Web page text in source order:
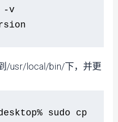
/usr/local/bin/下，并更